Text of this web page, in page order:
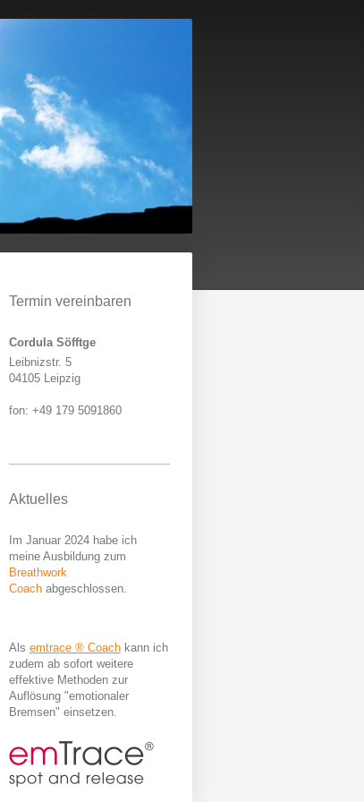
Termin vereinbaren
Cordula Söfftge
Leibnizstr. 5
04105 Leipzig
fon: +49 179 5091860
Aktuelles
Im Januar 2024 habe ich
meine Ausbildung zum
Breathwork
Coachabgeschlossen.
Als emtrace ® Coachkann ich
zudem ab sofort weitere
effektive Methoden zur
Auflösung "emotionaler
Bremsen" einsetzen.